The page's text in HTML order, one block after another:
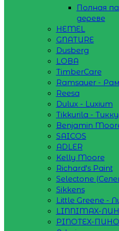
Полная
дереве
HEMEL
GNATURE
Dusberg
LOBA
TimberCare
Ramsauer -
Reesa
Dulux - Luxium
Tikkurila -
Benjamin
SAICOS
ADLER
Kelly Moore
Richard's Paint
Selectone
Sikkens
Little Greene -
LINNIMAX-
PINOTEX-